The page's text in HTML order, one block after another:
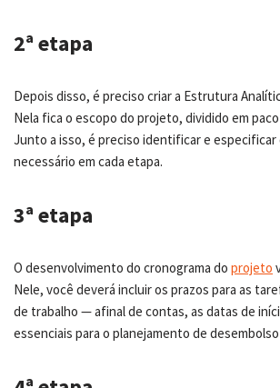
2ª etapa
Depois disso, é preciso criar a Estrutura
Nela fica o escopo do projeto, dividido em
Junto a isso, é preciso identificar e especificar
necessário em cada etapa.
3ª etapa
O desenvolvimento do cronograma do projeto
Nele, você deverá incluir os prazos para as
de trabalho — afinal de contas, as datas de
essenciais para o planejamento de